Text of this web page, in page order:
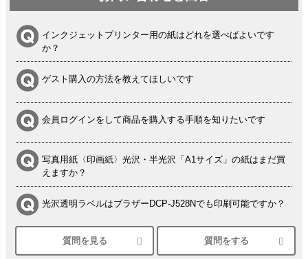
インクジェットプリンター用の紙はどれを選べばよいです
か？
ゲスト購入の方法を教えてほしいです
会員ログインをして商品を購入する手順を知りたいです
写真用紙〈印画紙〉光沢・半光沢「A1サイズ」の紙はまだ買
えますか？
光沢透明ラベルはブラザーDCP-J528Nでも印刷可能ですか？
シルバーペーパーにEPSON EP-30VAで印刷するときの設定
は？
質問を見る 質問をする